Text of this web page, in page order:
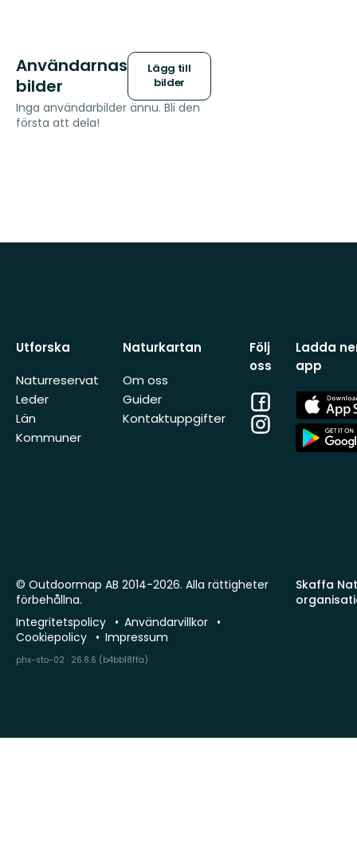
Användarnas
bilder
Lägg till
bilder
Inga användarbilder ännu. Bli den
första att dela!
Utforska
Naturreservat
Leder
Län
Kommuner
Naturkartan
Om oss
Guider
Kontaktuppgifter
Följ
oss
Facebook
Instagram
Ladda
app
App
Store
App
Store
Skaffa
© Outdoormap AB 2014-2026. Alla rättigheter
förbehållna.
Integritetspolicy
Användarvillkor
Cookiepolicy
Impressum
phx-sto-02 · 26.8.6 (b4bb18ffa)